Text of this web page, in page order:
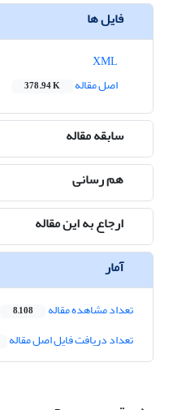
فایل ها
اصل مقاله
378.94 K
سابقه مقاله
هم رسانی
ارجاع به این مقاله
آمار
تعداد مشاهده مقاله 8,108
تعداد دریافت فایل اصل مقاله